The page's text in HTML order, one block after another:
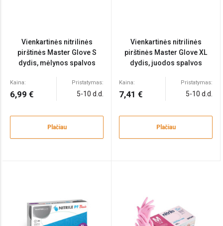
Vienkartinės nitrilinės
pirštinės Master Glove S
dydis, mėlynos spalvos
Kaina:
6,99 €
Pristatymas:
5-10 d.d.
Plačiau
Vienkartinės nitrilinės
pirštinės Master Glove XL
dydis, juodos spalvos
Kaina:
7,41 €
Pristatymas:
5-10 d.d.
Plačiau